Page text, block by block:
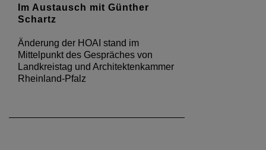
Im Austausch mit Günther
Schartz
Änderung der HOAI stand im
Mittelpunkt des Gespräches von
Landkreistag und Architektenkammer
Rheinland-Pfalz